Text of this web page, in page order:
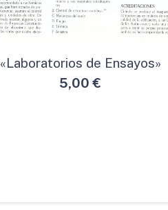
«Laboratorios de Ensayos»
5,00 €